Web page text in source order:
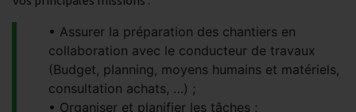
Assurer la préparation des chantiers en
collaboration avec le conducteur de travaux
(Budget, planning, moyens humains et matériels,
consultation achats, …) ;
Organiser et planifier les tâches ;